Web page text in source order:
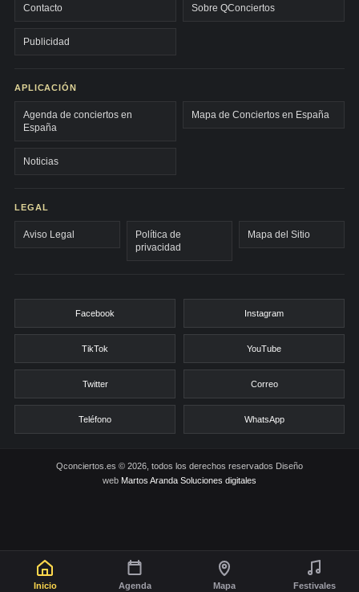
Contacto Sobre QConciertos
Publicidad
APLICACIÓN
Agenda de conciertos en
España
Mapa de Conciertos en España
Noticias
LEGAL
Aviso Legal
Política de
privacidad
Mapa del Sitio
Facebook Instagram
TikTok YouTube
Twitter Correo
Teléfono WhatsApp
Qconciertos.es © 2026, todos los derechos reservados Diseño
web Martos Aranda Soluciones digitales
Inicio Agenda Mapa Festivales